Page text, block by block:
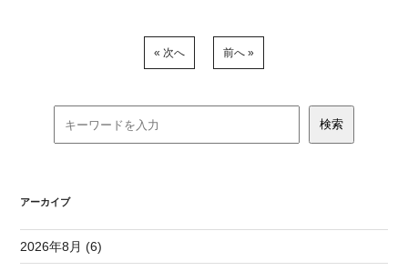
« 次へ 前へ »
アーカイブ
2026年8月 (6)